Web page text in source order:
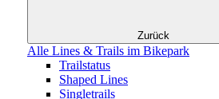
Zurück
Alle Lines & Trails im Bikepark
Trailstatus
Shaped Lines
Singletrails